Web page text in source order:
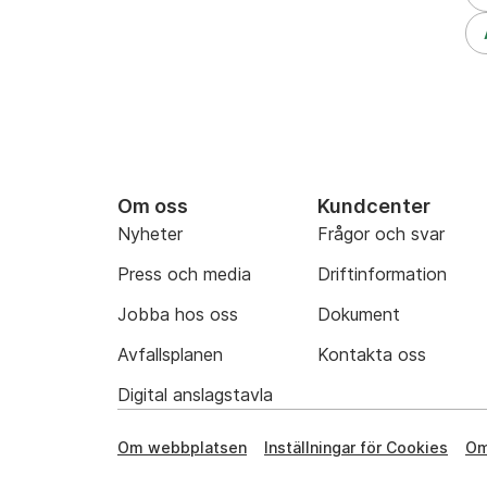
Om oss
Nyheter
Press och media
Jobba hos oss
Avfallsplanen
Digital anslagstavla
Kundcenter
Frågor och svar
Driftinformation
Dokument
Kontakta oss
Om webbplatsen Inställningar för Cookies